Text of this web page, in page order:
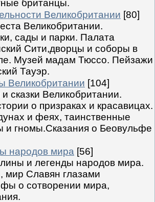
британцы.
Великобритании [80]
Великобритании.
сады и парки. Палата
Сити,дворцы и соборы в
Музей мадам Тюссо. Пейзажи
Тауэр.
Великобритании [104]
сказки Великобритании.
о призраках и красавицах.
и феях, таинственные
и гномы.Сказания о Беовульфе
народов мира [56]
и легенды народов мира.
мир Славян глазами
о сотворении мира,